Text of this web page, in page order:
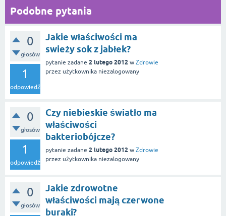
Podobne pytania
0
głosów
1
odpowiedź
Jakie właściwości ma
swieży sok z jabłek?
pytanie zadane 2 lutego 2012 w Zdrowie
przez użytkownika niezalogowany
0
głosów
1
odpowiedź
Czy niebieskie światło ma
właściwości
bakteriobójcze?
pytanie zadane 2 lutego 2012 w Zdrowie
przez użytkownika niezalogowany
0
głosów
Jakie zdrowotne
właściwości mają czerwone
buraki?